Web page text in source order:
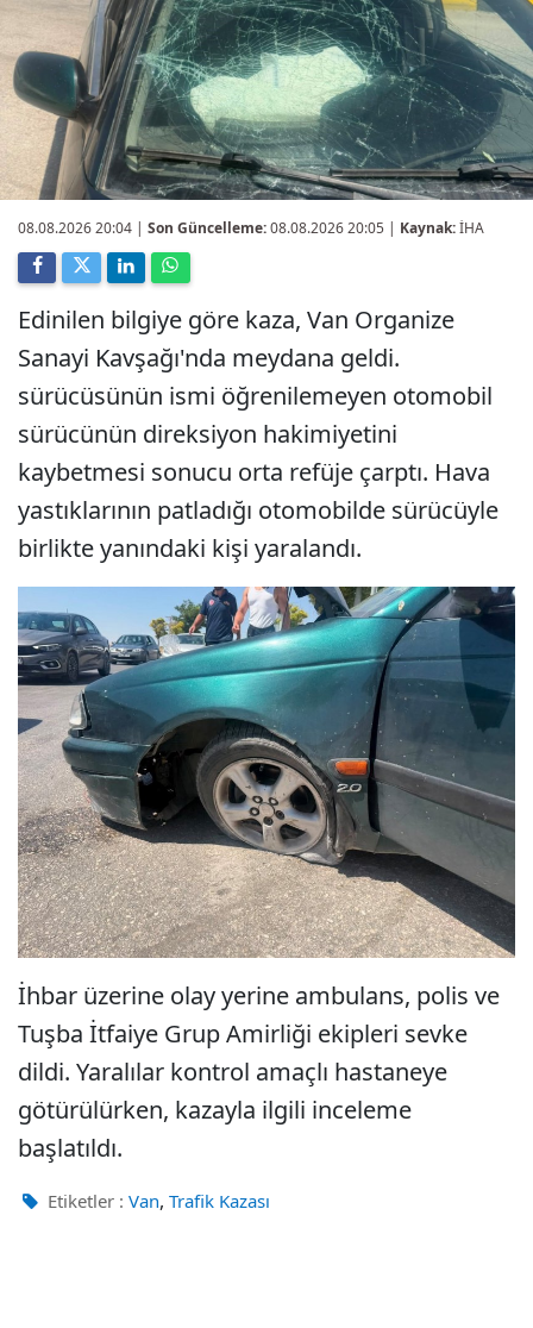
08.08.2026 20:04 | Son Güncelleme:08.08.2026 20:05 | Kaynak:İHA
Edinilen bilgiye göre kaza, Van Organize
Sanayi Kavşağı'nda meydana geldi.
sürücüsünün ismi öğrenilemeyen otomobil
sürücünün direksiyon hakimiyetini
kaybetmesi sonucu orta refüje çarptı. Hava
yastıklarının patladığı otomobilde sürücüyle
birlikte yanındaki kişi yaralandı.
İhbar üzerine olay yerine ambulans, polis ve
Tuşba İtfaiye Grup Amirliği ekipleri sevke
dildi. Yaralılar kontrol amaçlı hastaneye
götürülürken, kazayla ilgili inceleme
başlatıldı.
Etiketler : Van, Trafik Kazası